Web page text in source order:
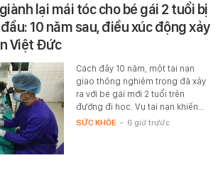
lại mái tóc cho bé gái 2 tuổi bị
10 năm sau, điều xúc động xảy
Việt Đức
Cách đây 10 năm, một tai nạn
giao thông nghiêm trọng đã xảy
ra với bé gái mới 2 tuổi trên
đường đi học. Vụ tai nạn khiến…
SỨC KHỎE - 6 giờ trước